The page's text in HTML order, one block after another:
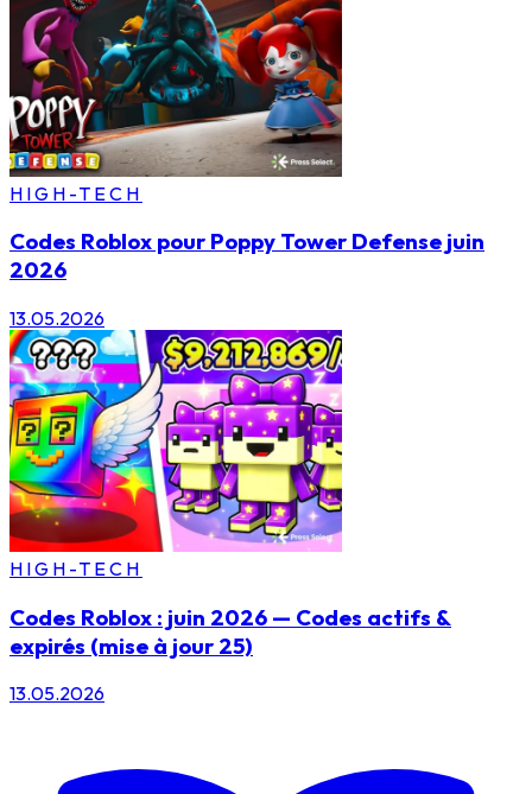
HIGH-TECH
Codes Roblox pour Poppy Tower Defense juin
2026
13.05.2026
HIGH-TECH
Codes Roblox : juin 2026 — Codes actifs &
expirés (mise à jour 25)
13.05.2026